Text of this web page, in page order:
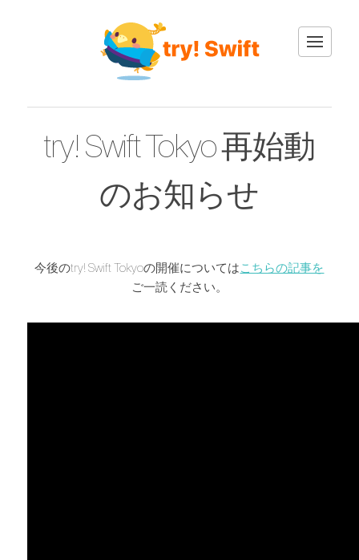
日本語
try! Swift Tokyo 再始動
のお知らせ
今後のtry! Swift Tokyoの開催についてはこちらの記事を
ご一読ください。